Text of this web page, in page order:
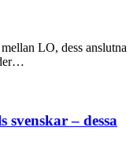
LO, dess anslutna
– dessa